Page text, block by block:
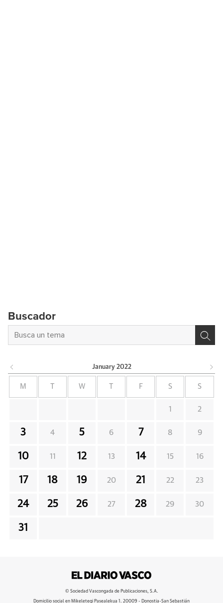
Buscador
January 2022
M W F S S
1 2
3 4 5 6 7 8 9
10 11 12 13 14 15 16
17 18 19 20 21 22 23
24 25 26 27 28 29 30
31
© Sociedad Vascongada de Publicaciones, S.A.
Domicilio social en Mikeletegi Pasealekua 1. 20009 - Donostia-San Sebastián